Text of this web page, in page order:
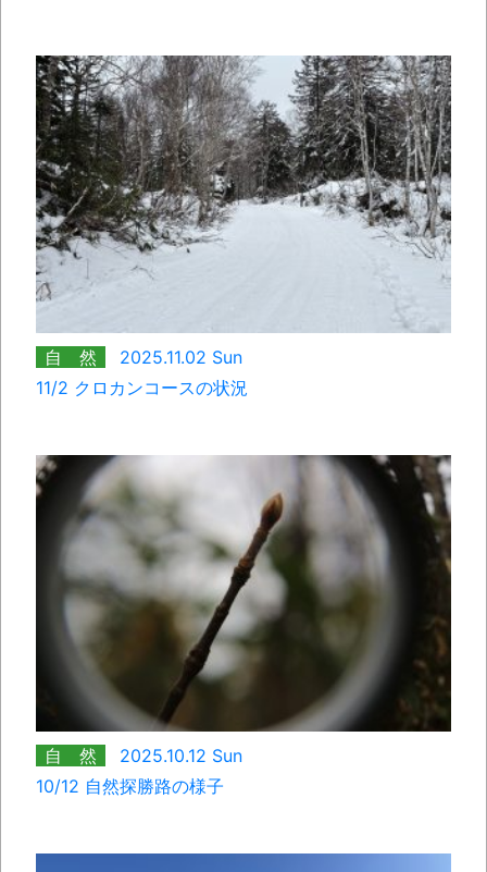
自 然
2025.11.02 Sun
11/2 クロカンコースの状況
自 然
2025.10.12 Sun
10/12 自然探勝路の様子